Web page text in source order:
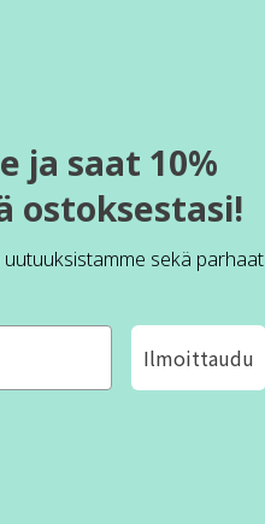
ja saat 10%
ostoksestasi!
sekä parhaat
Ilmoittaudu